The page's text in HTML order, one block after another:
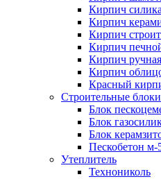
Кирпич
Кирпич
Кирпич
Кирпич
Кирпич
Кирпич
Красный
Строительные блоки
Блок
Блок
Блок
Пескобетон м-
Утеплитель
Технониколь